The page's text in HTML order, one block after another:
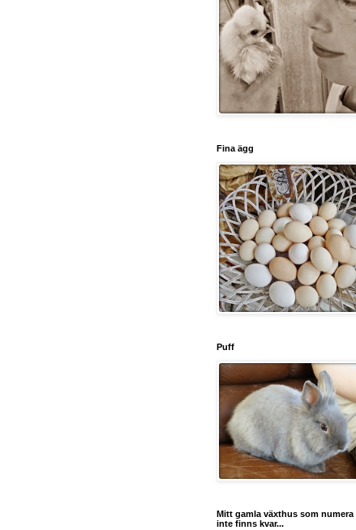
Fina ägg
Puff
Mitt gamla växthus som numera
inte finns kvar...